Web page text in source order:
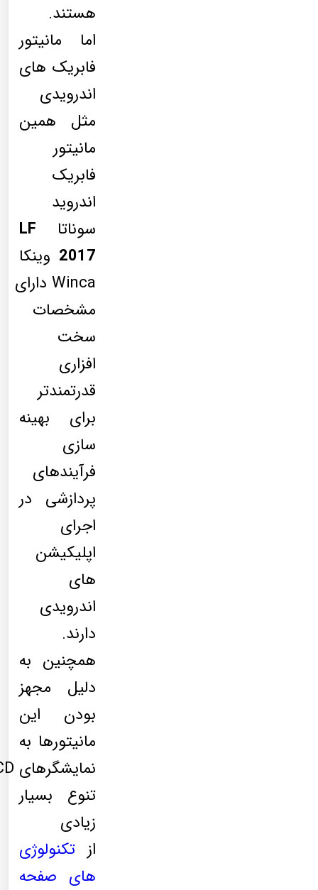
هستند.
اما مانیتور
فابریک های
اندرویدی
مثل همین
مانیتور
فابریک
اندروید
سوناتا LF
2017 وینکا
Winca دارای
مشخصات
سخت
افزاری
قدرتمندتر
برای بهینه
سازی
فرآیندهای
پردازشی در
اجرای
اپلیکیشن
های
اندرویدی
دارند.
همچنین به
دلیل مجهز
بودن این
مانیتورها به
تنوع بسیار
زیادی
از تکنولوژی
های صفحه